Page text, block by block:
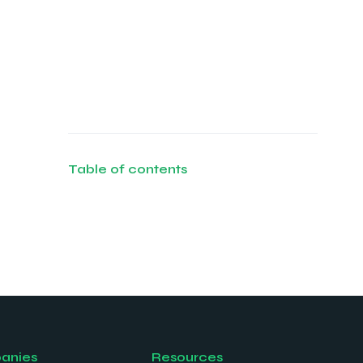
Table of contents
Resources